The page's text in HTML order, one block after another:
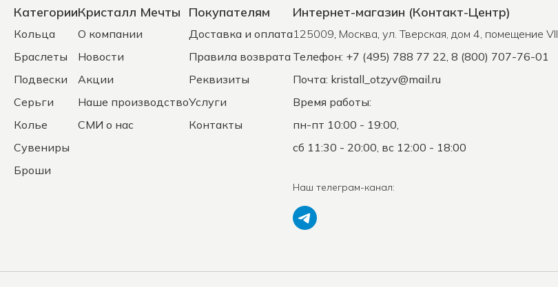
Категории
Кольца
Браслеты
Подвески
Серьги
Колье
Сувениры
Броши
Кристалл Мечты
О компании
Новости
Акции
Наше производство
СМИ о нас
Покупателям
Доставка и оплата
Правила возврата
Реквизиты
Услуги
Контакты
Интернет-магазин (Контакт-Центр)
125009, Москва, ул. Тверская, дом 4, помещение VII
Телефон: +7 (495) 788 77 22, 8 (800) 707-76-01
Почта: kristall_otzyv@mail.ru
Время работы:
пн-пт 10:00 - 19:00,
сб 11:30 - 20:00, вс 12:00 - 18:00
Наш телеграм-канал: